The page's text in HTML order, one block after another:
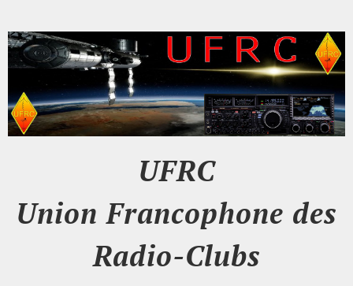
UFRC
Union Francophone des
Radio-Clubs